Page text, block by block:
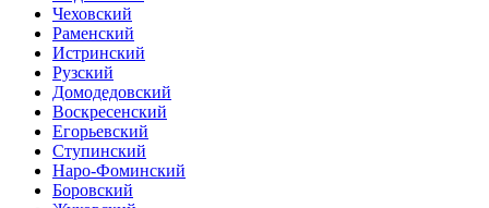
Чеховский
Раменский
Истринский
Рузский
Домодедовский
Воскресенский
Егорьевский
Ступинский
Наро-Фоминский
Боровский